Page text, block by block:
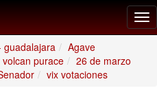
guadalajara
Agave
volcan purace
26 de marzo
vix votaciones